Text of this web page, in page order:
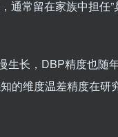
通常留在家族中担任”
生长，DBP精度也随
的维度温差精度在研